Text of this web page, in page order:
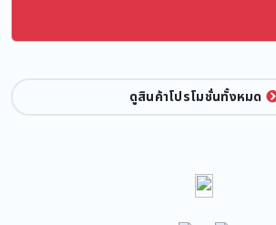
ดูสินค้าโปรโมชั่นทั้งหมด